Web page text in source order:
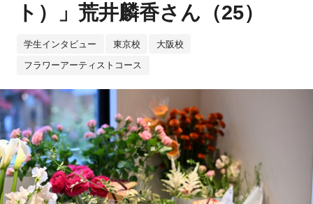
ト）」荒井麟香さん（25）
学生インタビュー 東京校 大阪校
フラワーアーティストコース